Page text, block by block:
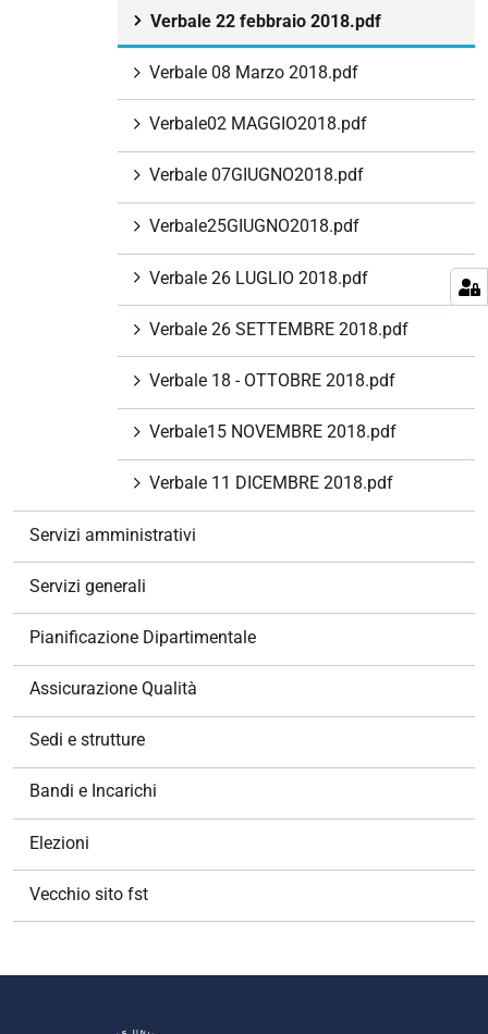
Verbale 22 febbraio 2018.pdf
Verbale 08 Marzo 2018.pdf
Verbale02 MAGGIO2018.pdf
Verbale 07GIUGNO2018.pdf
Verbale25GIUGNO2018.pdf
Verbale 26 LUGLIO 2018.pdf
Verbale 26 SETTEMBRE 2018.pdf
Verbale 18 - OTTOBRE 2018.pdf
Verbale15 NOVEMBRE 2018.pdf
Verbale 11 DICEMBRE 2018.pdf
Servizi amministrativi
Servizi generali
Pianificazione Dipartimentale
Assicurazione Qualità
Sedi e strutture
Bandi e Incarichi
Elezioni
Vecchio sito fst